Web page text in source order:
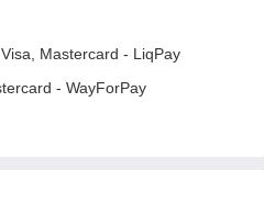
Mastercard - LiqPay
- WayForPay